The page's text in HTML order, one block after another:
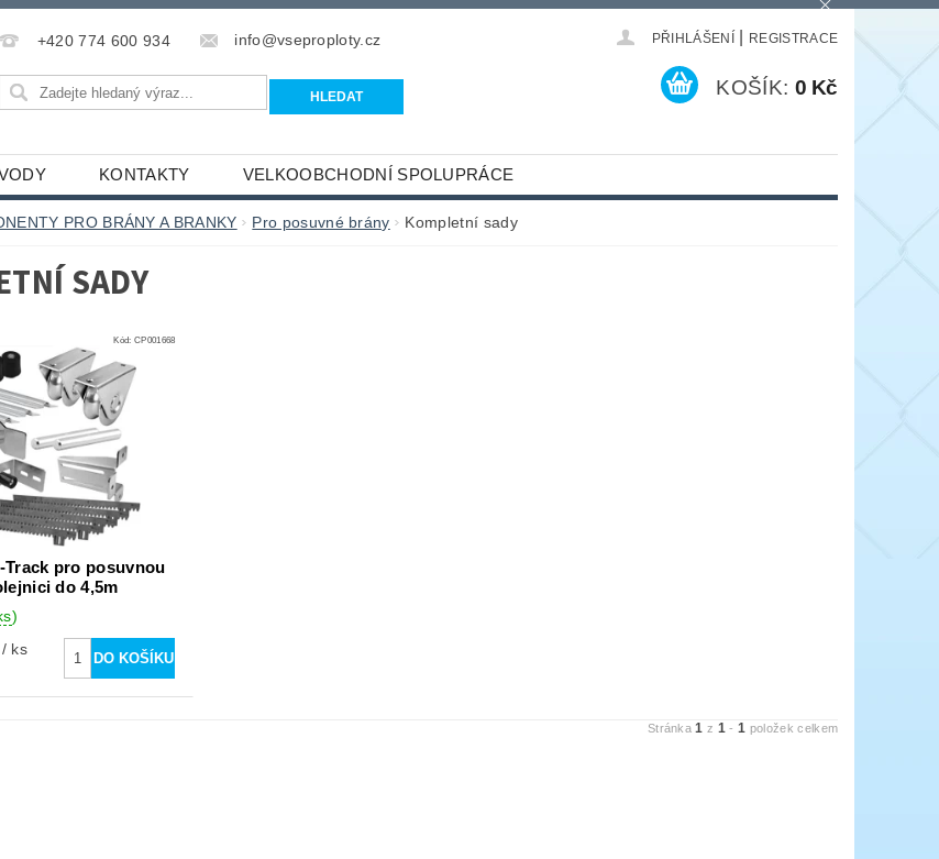
+420 774 600 934 info@vseproploty.cz PŘIHLÁŠENÍ REGISTRACE
KOŠÍK: 0 Kč
KONTAKTY VELKOOBCHODNÍ SPOLUPRÁCE
PRO BRÁNY A BRANKY Pro posuvné brány Kompletní sady
SADY
Kód: CP001668
Track pro posuvnou
do 4,5m
)
/ ks
Stránka1 z 1 -1 položek celkem